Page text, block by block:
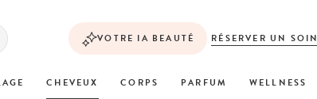
VOTRE IA BEAUTÉ RÉSERVER UN SOIN
CHEVEUX CORPS PARFUM WELLNESS